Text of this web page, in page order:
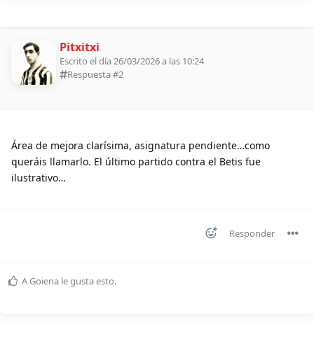
Pitxitxi
Escrito el día 26/03/2026 a las 10:24
Respuesta #2
Área de mejora clarísima, asignatura pendiente…como
queráis llamarlo. El último partido contra el Betis fue
ilustrativo…
Responder
A Goiena le gusta esto.